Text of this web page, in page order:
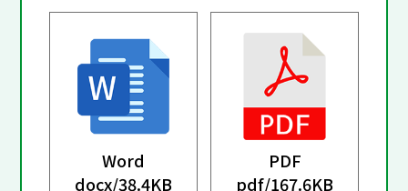
Word
docx/38.4KB
PDF
pdf/167.6KB